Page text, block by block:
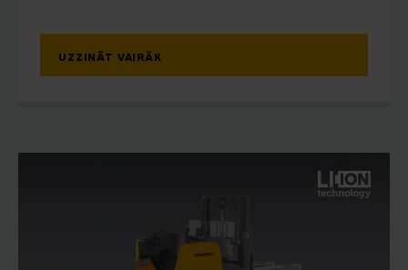
UZZINĀT VAIRĀK